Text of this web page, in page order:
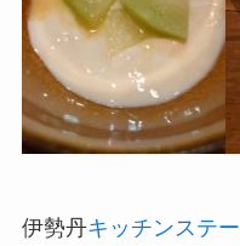
伊勢丹キッチンステ